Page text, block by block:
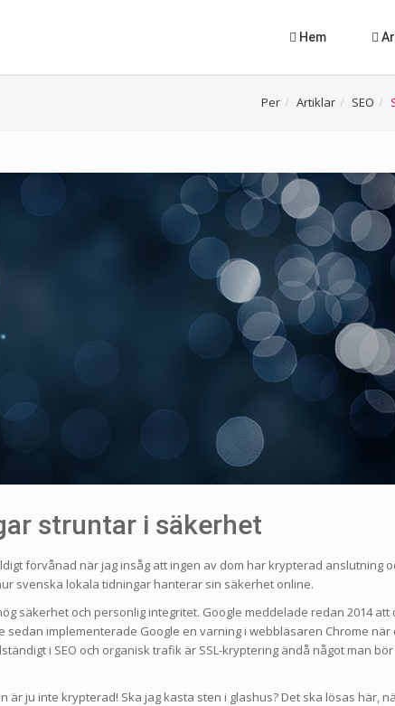
Hem
Per Artiklar SEO
struntar i säkerhet
förvånad när jag insåg att ingen av dom har krypterad anslutning
svenska lokala tidningar hanterar sin säkerhet online.
säkerhet och personlig integritet. Google meddelade redan 2014 att
sedan implementerade Google en varning i webbläsaren Chrome när
i SEO och organisk trafik är SSL-kryptering ändå något man bör
ju inte krypterad! Ska jag kasta sten i glashus? Det ska lösas här,